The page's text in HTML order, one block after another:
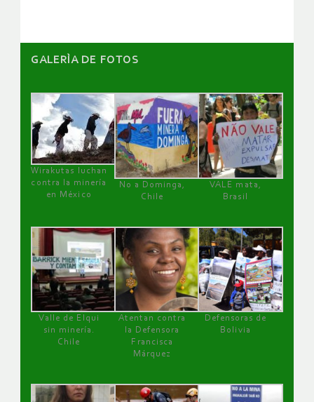
GALERÌA DE FOTOS
Wirakutas luchan
contra la minería
en México
No a Dominga,
Chile
VALE mata,
Brasil
Valle de Elqui
sin minería.
Chile
Atentan contra
la Defensora
Francisca
Márquez
Defensoras de
Bolivia